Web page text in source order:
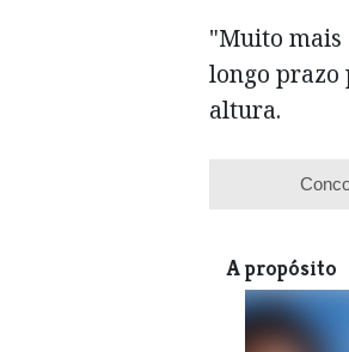
"Muito mais
longo prazo
altura.
A propósito